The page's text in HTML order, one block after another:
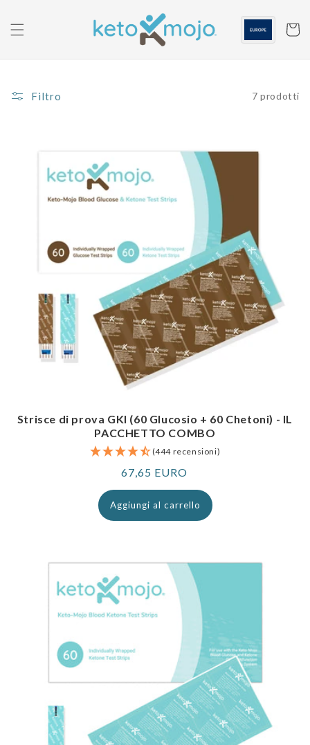
contenuto
Carrello
Filtro 7 prodotti
Strisce di prova GKI (60 Glucosio + 60 Chetoni) - IL
PACCHETTO COMBO
(444 recensioni)
Prezzo
normale
67,65 EURO
Aggiungi al carrello